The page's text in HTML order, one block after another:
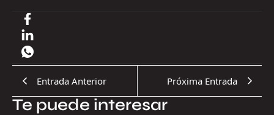
Entrada Anterior Próxima Entrada
Te puede interesar